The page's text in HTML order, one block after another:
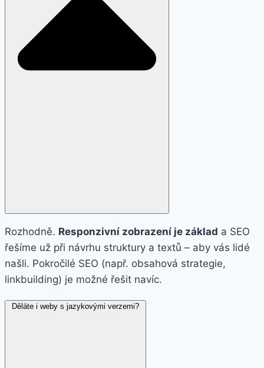
Rozhodně. Responzivní zobrazení je základ a SEO
řešíme už při návrhu struktury a textů – aby vás lidé
našli. Pokročilé SEO (např. obsahová strategie,
linkbuilding) je možné řešit navíc.
Děláte i weby s jazykovými verzemi?